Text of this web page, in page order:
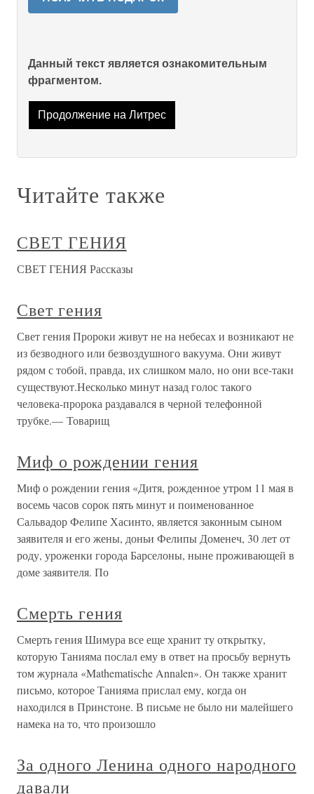
Данный текст является ознакомительным
фрагментом.
Продолжение на Литрес
Читайте также
СВЕТ ГЕНИЯ
СВЕТ ГЕНИЯ Рассказы
Свет гения
Свет гения Пророки живут не на небесах и возникают не
из безводного или безвоздушного вакуума. Они живут
рядом с тобой, правда, их слишком мало, но они все-таки
существуют.Несколько минут назад голос такого
человека-пророка раздавался в черной телефонной
трубке.— Товарищ
Миф о рождении гения
Миф о рождении гения «Дитя, рожденное утром 11 мая в
восемь часов сорок пять минут и поименованное
Сальвадор Фелипе Хасинто, является законным сыном
заявителя и его жены, доньи Фелипы Доменеч, 30 лет от
роду, уроженки города Барселоны, ныне проживающей в
доме заявителя. По
Смерть гения
Смерть гения Шимура все еще хранит ту открытку,
которую Танияма послал ему в ответ на просьбу вернуть
том журнала «Mathematische Annalen». Он также хранит
письмо, которое Танияма прислал ему, когда он
находился в Принстоне. В письме не было ни малейшего
намека на то, что произошло
За одного Ленина одного народного
давали